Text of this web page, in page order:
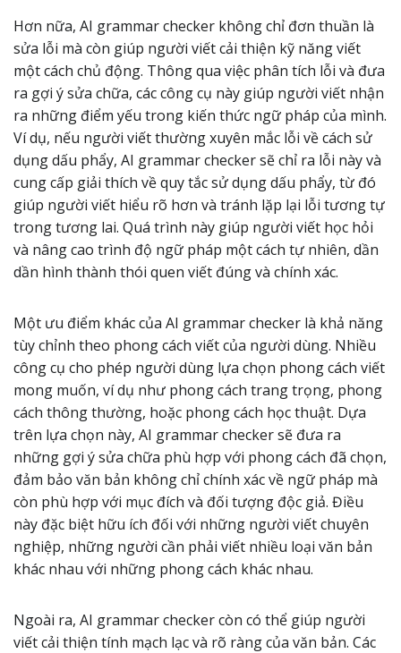
Hơn nữa, AI grammar checker không chỉ đơn thuần là
sửa lỗi mà còn giúp người viết cải thiện kỹ năng viết
một cách chủ động. Thông qua việc phân tích lỗi và đưa
ra gợi ý sửa chữa, các công cụ này giúp người viết nhận
ra những điểm yếu trong kiến thức ngữ pháp của mình.
Ví dụ, nếu người viết thường xuyên mắc lỗi về cách sử
dụng dấu phẩy, AI grammar checker sẽ chỉ ra lỗi này và
cung cấp giải thích về quy tắc sử dụng dấu phẩy, từ đó
giúp người viết hiểu rõ hơn và tránh lặp lại lỗi tương tự
trong tương lai. Quá trình này giúp người viết học hỏi
và nâng cao trình độ ngữ pháp một cách tự nhiên, dần
dần hình thành thói quen viết đúng và chính xác.
Một ưu điểm khác của AI grammar checker là khả năng
tùy chỉnh theo phong cách viết của người dùng. Nhiều
công cụ cho phép người dùng lựa chọn phong cách viết
mong muốn, ví dụ như phong cách trang trọng, phong
cách thông thường, hoặc phong cách học thuật. Dựa
trên lựa chọn này, AI grammar checker sẽ đưa ra
những gợi ý sửa chữa phù hợp với phong cách đã chọn,
đảm bảo văn bản không chỉ chính xác về ngữ pháp mà
còn phù hợp với mục đích và đối tượng độc giả. Điều
này đặc biệt hữu ích đối với những người viết chuyên
nghiệp, những người cần phải viết nhiều loại văn bản
khác nhau với những phong cách khác nhau.
Ngoài ra, AI grammar checker còn có thể giúp người
viết cải thiện tính mạch lạc và rõ ràng của văn bản. Các